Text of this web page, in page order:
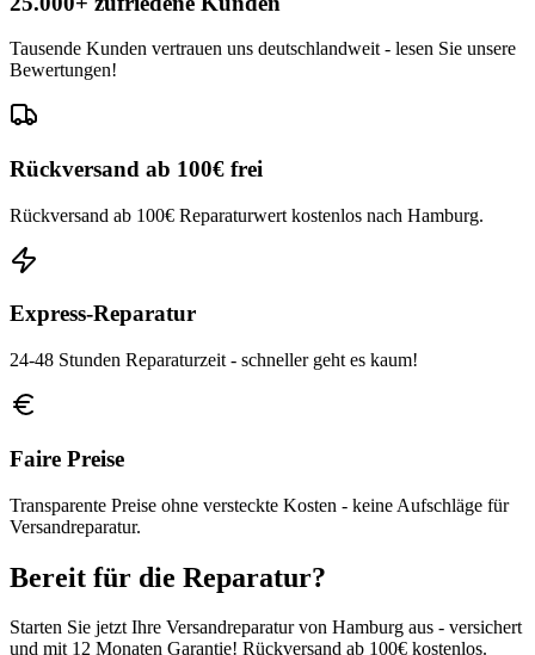
Tausende Kunden vertrauen uns deutschlandweit - lesen Sie unsere
Bewertungen!
Rückversand ab 100€ frei
Rückversand ab 100€ Reparaturwert kostenlos nach Hamburg.
Express-Reparatur
24-48 Stunden Reparaturzeit - schneller geht es kaum!
Faire Preise
Transparente Preise ohne versteckte Kosten - keine Aufschläge für
Versandreparatur.
Bereit für die Reparatur?
Starten Sie jetzt Ihre Versandreparatur von Hamburg aus - versichert
und mit 12 Monaten Garantie! Rückversand ab 100€ kostenlos.